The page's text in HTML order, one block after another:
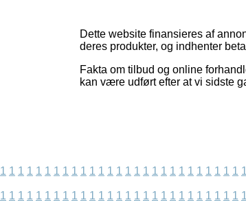
Dette website finansieres af
deres produkter, og indhenter
Fakta om tilbud og online
kan være udført efter at vi sidste
1 1 1 1 1 1 1 1 1 1 1 1 1 1 1 1 1 1 1 1 1 1 1 1 1 1 1 1
1 1 1 1 1 1 1 1 1 1 1 1 1 1 1 1 1 1 1 1 1 1 1 1 1 1 1 1